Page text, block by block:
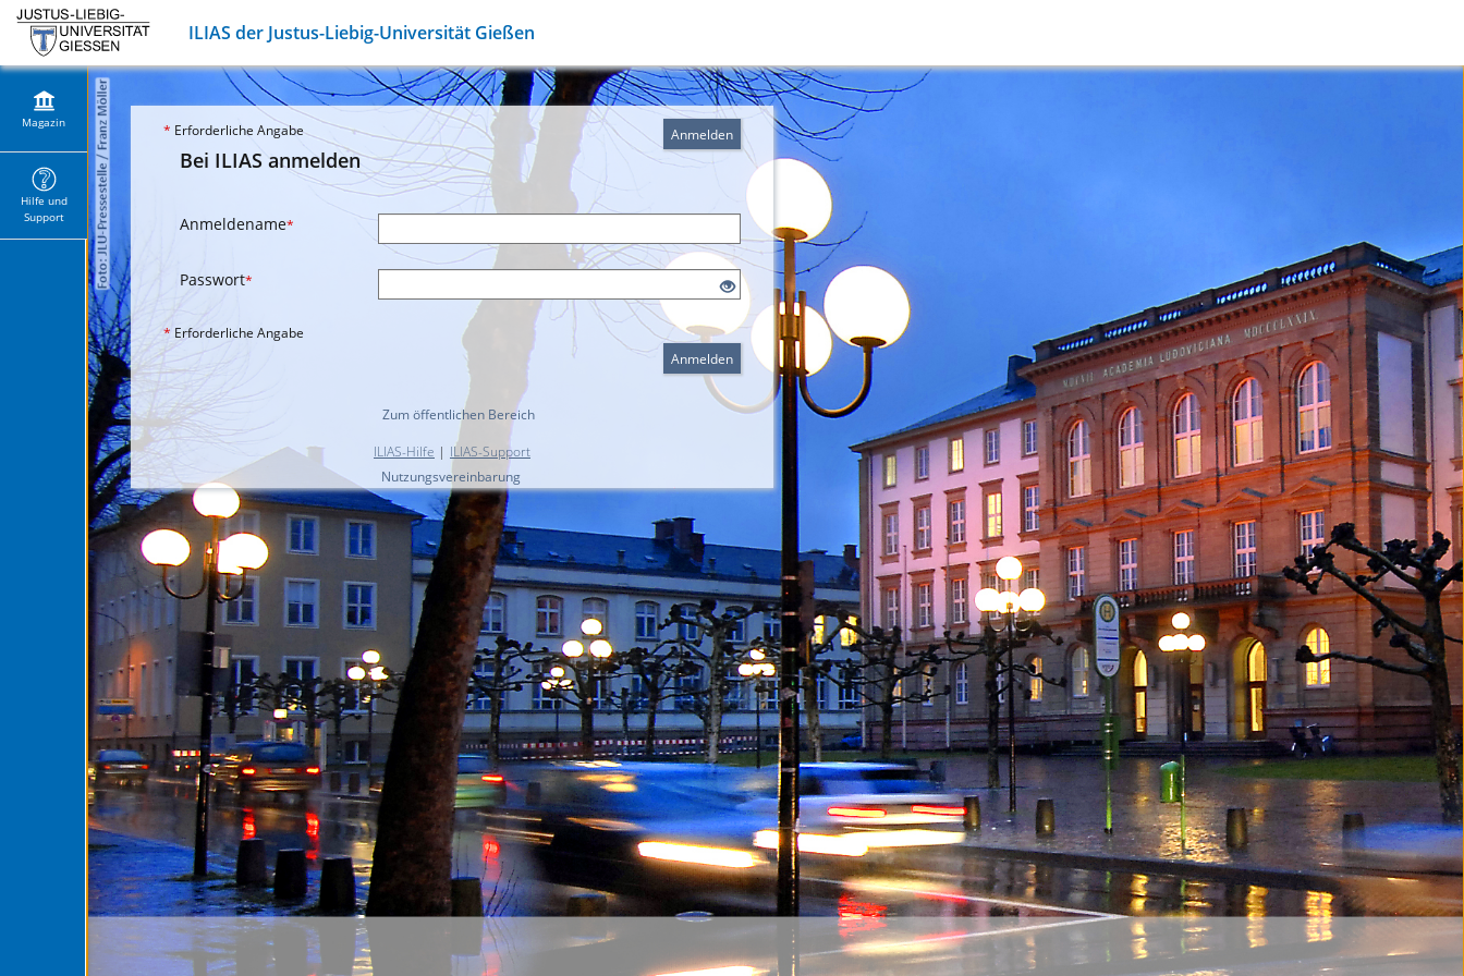
ILIAS der Justus-Liebig-Universität Gießen
Magazin
Hilfe und
Support
Anmelden
* Erforderliche Angabe
Bei ILIAS anmelden
Anmeldename*
Passwort*
* Erforderliche Angabe
Anmelden
Zum öffentlichen Bereich
ILIAS-Hilfe | ILIAS-Support
Nutzungsvereinbarung